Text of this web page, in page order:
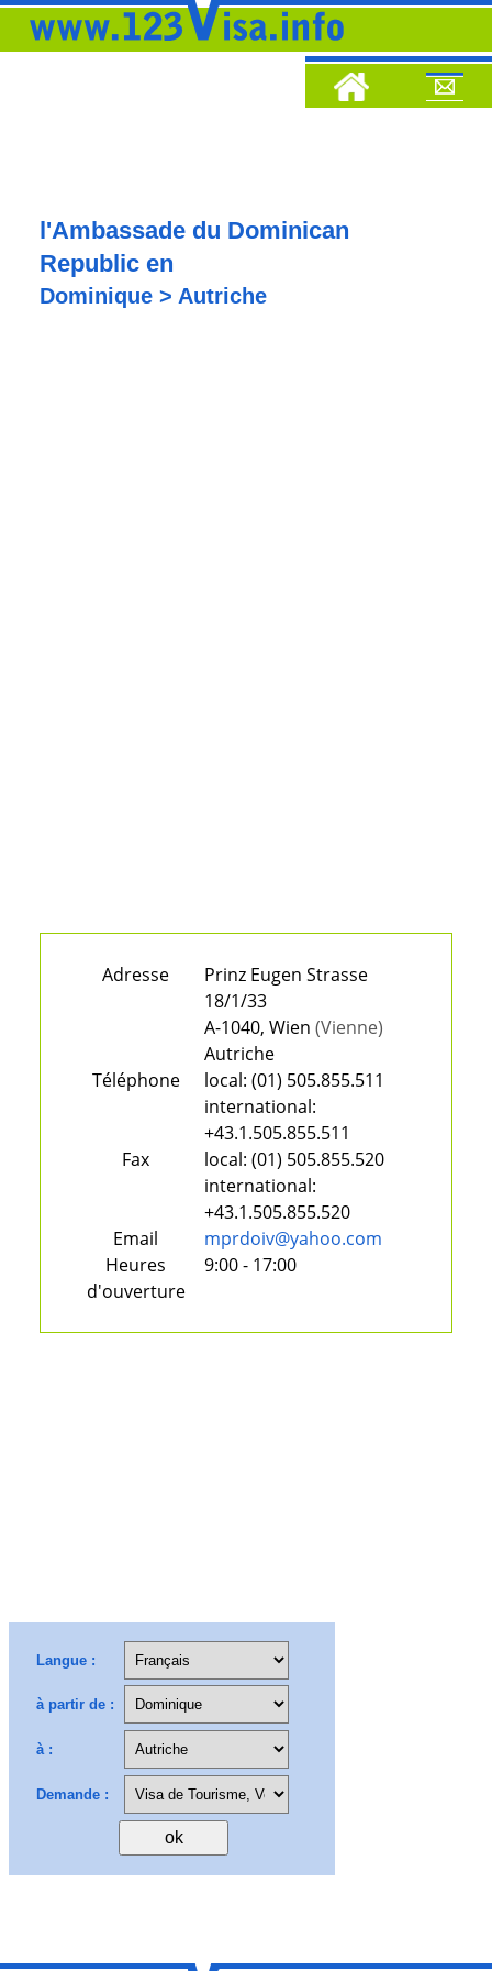
l'Ambassade du Dominican
Republic en
Dominique > Autriche
Adresse
Prinz Eugen Strasse
18/1/33
A-1040, Wien (Vienne)
Autriche
Téléphone
local: (01) 505.855.511
international:
+43.1.505.855.511
Fax
local: (01) 505.855.520
international:
+43.1.505.855.520
Email
mprdoiv@yahoo.com
Heures
d'ouverture
9:00 - 17:00